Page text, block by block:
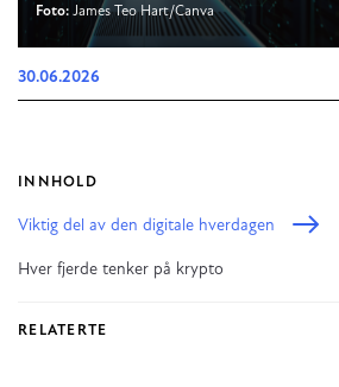
Foto: James Teo Hart/Canva
30.06.2026
INNHOLD
Viktig del av den digitale hverdagen
Hver fjerde tenker på krypto
RELATERTE